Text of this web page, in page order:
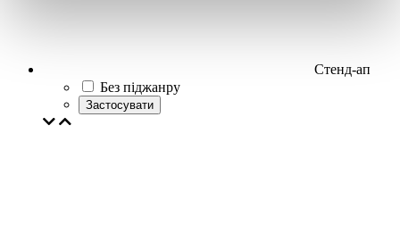
Стенд-ап
Без піджанру
Застосувати